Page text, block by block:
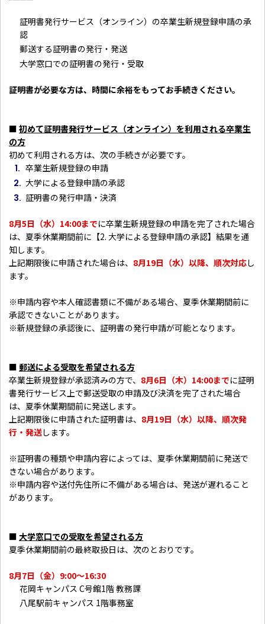
証明書発行サービス（オンライン）の卒業生新規登録申請の承
認
郵送する証明書の発行・発送
大学窓口での証明書の発行・受取
証明書が必要な方は、時間に余裕をもってお手続きください。
■ 初めて証明書発行サービス（オンライン）を利用される卒業生
の方
初めて利用される方は、次の手続きが必要です。
卒業生新規登録の申請
大学による登録申請の承認
証明書の発行申請・決済
8月5日（水）14:00までに卒業生新規登録の申請を完了された場合
は、夏季休業期間前に【2. 大学による登録申請の承認】結果を通
知します。
上記期限後に申請された場合は、 8月19日（水）以降、順次対応し
ます。
※申請内容や本人確認書類に不備がある場合、夏季休業期間前に
承認できないことがあります。
※新規登録の承認後に、証明書の発行申請が可能となります。
■ 郵送による受取を希望される方
卒業生新規登録が承認済みの方で、 8月6日（木）14:00までに証明
書発行サービス上で郵送受取の申請及び決済を完了された場合
は、夏季休業期間前に発送します。
上記期限後に申請された証明書は、 8月19日（水）以降、順次発
行・発送します。
※証明書の種類や申請内容によっては、夏季休業期間前に発送で
きない場合があります。
※申請内容や送付先住所に不備がある場合は、発送が遅れること
があります。
■ 大学窓口での受取を希望される方
夏季休業期間前の最終取扱日は、次のとおりです。
8月7日（金）9:00～16:30
花岡キャンパス C号館1階 教務課
八尾駅前キャンパス 1階事務室